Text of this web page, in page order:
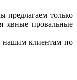
предлагаем только
явные провальные
нашим клиентам по